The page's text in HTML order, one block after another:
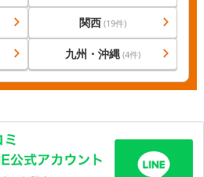
関西 (19件)
九州・沖縄 (4件)